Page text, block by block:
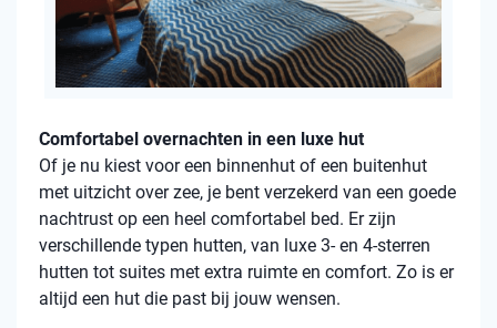
Comfortabel overnachten in een luxe hut
Of je nu kiest voor een binnenhut of een buitenhut
met uitzicht over zee, je bent verzekerd van een goede
nachtrust op een heel comfortabel bed. Er zijn
verschillende typen hutten, van luxe 3- en 4-sterren
hutten tot suites met extra ruimte en comfort. Zo is er
altijd een hut die past bij jouw wensen.